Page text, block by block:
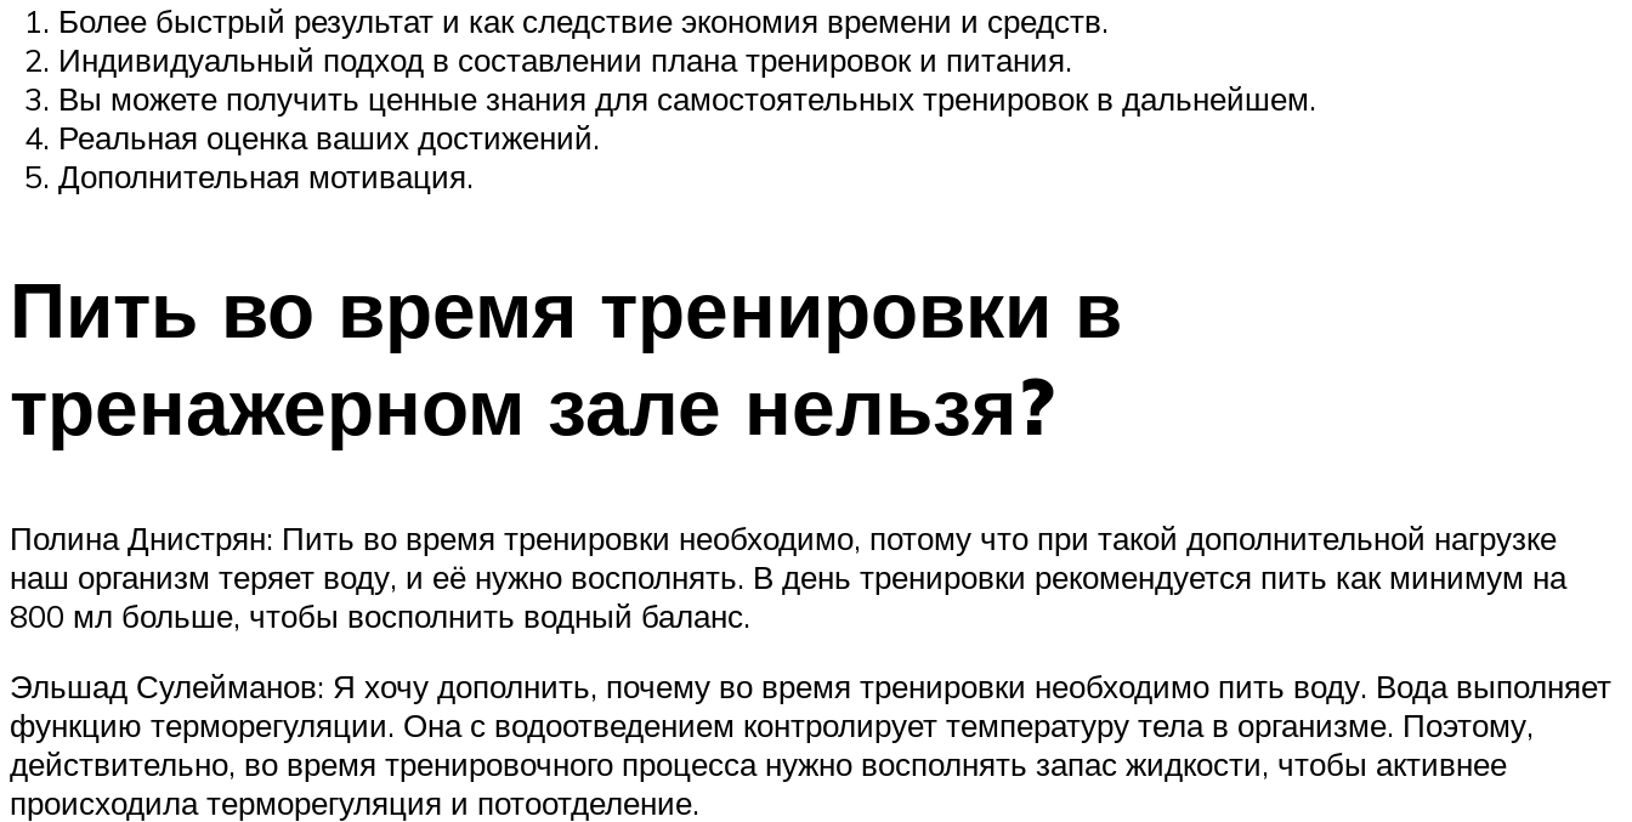
Более быстрый результат и как следствие экономия времени и средств.
Индивидуальный подход в составлении плана тренировок и питания.
Вы можете получить ценные знания для самостоятельных тренировок в дальнейшем.
Реальная оценка ваших достижений.
Дополнительная мотивация.
Пить во время тренировки в
тренажерном зале нельзя?
Полина Днистрян: Пить во время тренировки необходимо, потому что при такой дополнительной нагрузке
наш организм теряет воду, и её нужно восполнять. В день тренировки рекомендуется пить как минимум на
800 мл больше, чтобы восполнить водный баланс.
Эльшад Сулейманов: Я хочу дополнить, почему во время тренировки необходимо пить воду. Вода выполняет
функцию терморегуляции. Она с водоотведением контролирует температуру тела в организме. Поэтому,
действительно, во время тренировочного процесса нужно восполнять запас жидкости, чтобы активнее
происходила терморегуляция и потоотделение.